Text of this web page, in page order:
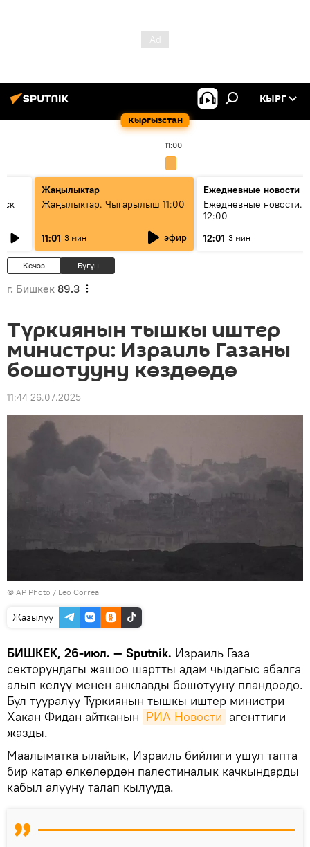
Кыргызстан
КЫРГ
11:00
Жаңылыктар
Жаңылыктар. Чыгарылыш 11:00
11:01 3 мин эфир
Ежедневные новости
Ежедневные новости.
12:00
12:01 3 мин
Кечээ Бүгүн
г. Бишкек 89.3
Түркиянын тышкы иштер
министри: Израиль Газаны
бошотууну көздөөдө
11:44 26.07.2025
© AP Photo / Leo Correa
Жазылуу
БИШКЕК, 26-июл. — Sputnik. Израиль Газа
секторундагы жашоо шартты адам чыдагыс абалга
алып келүү менен анклавды бошотууну пландоодо.
Бул тууралуу Түркиянын тышкы иштер министри
Хакан Фидан айтканын РИА Новости агенттиги
жазды.
Маалыматка ылайык, Израиль бийлиги ушул тапта
бир катар өлкөлөрдөн палестиналык качкындарды
кабыл алууну талап кылууда.